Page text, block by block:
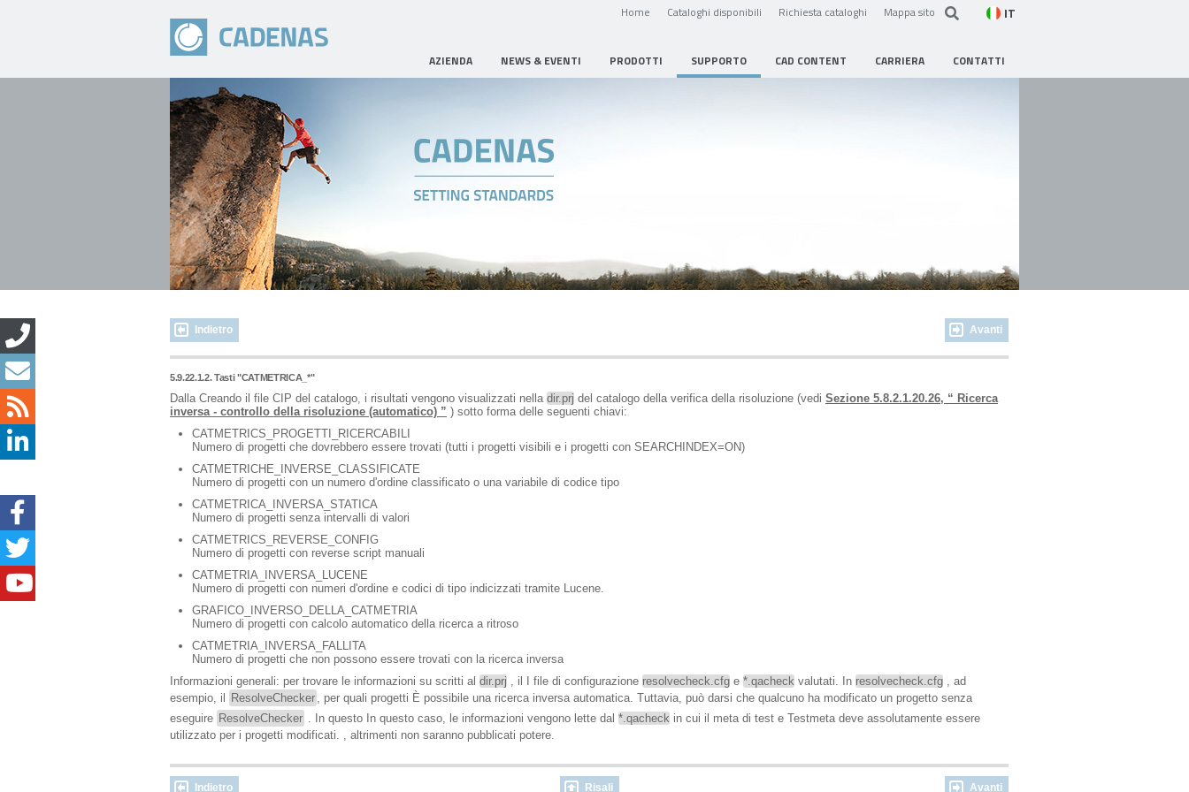
Home Cataloghi disponibili Richiesta cataloghi Mappa sito IT
AZIENDA NEWS & EVENTI PRODOTTI SUPPORTO CAD CONTENT CARRIERA CONTATTI
Indietro Avanti
5.9.22.1.2. Tasti "CATMETRICA_*"
Dalla Creando il file CIP del catalogo, i risultati vengono visualizzati nella dir.prj del catalogo della verifica della risoluzione (vedi Sezione 5.8.2.1.20.26, “ Ricerca
inversa - controllo della risoluzione (automatico) ” ) sotto forma delle seguenti chiavi:
CATMETRICS_PROGETTI_RICERCABILI
Numero di progetti che dovrebbero essere trovati (tutti i progetti visibili e i progetti con SEARCHINDEX=ON)
CATMETRICHE_INVERSE_CLASSIFICATE
Numero di progetti con un numero d'ordine classificato o una variabile di codice tipo
CATMETRICA_INVERSA_STATICA
Numero di progetti senza intervalli di valori
CATMETRICS_REVERSE_CONFIG
Numero di progetti con reverse script manuali
CATMETRIA_INVERSA_LUCENE
Numero di progetti con numeri d'ordine e codici di tipo indicizzati tramite Lucene.
GRAFICO_INVERSO_DELLA_CATMETRIA
Numero di progetti con calcolo automatico della ricerca a ritroso
CATMETRIA_INVERSA_FALLITA
Numero di progetti che non possono essere trovati con la ricerca inversa
Informazioni generali: per trovare le informazioni su scritti al dir.prj , il I file di configurazione resolvecheck.cfg e *.qacheck valutati. In resolvecheck.cfg , ad
esempio, il
ResolveChecker , per quali progetti È possibile una ricerca inversa automatica. Tuttavia, può darsi che qualcuno ha modificato un progetto senza
eseguire ResolveChecker . In questo In questo caso, le informazioni vengono lette dal *.qacheck in cui il meta di test e Testmeta deve assolutamente essere
utilizzato per i progetti modificati. , altrimenti non saranno pubblicati potere.
Indietro Risali Avanti